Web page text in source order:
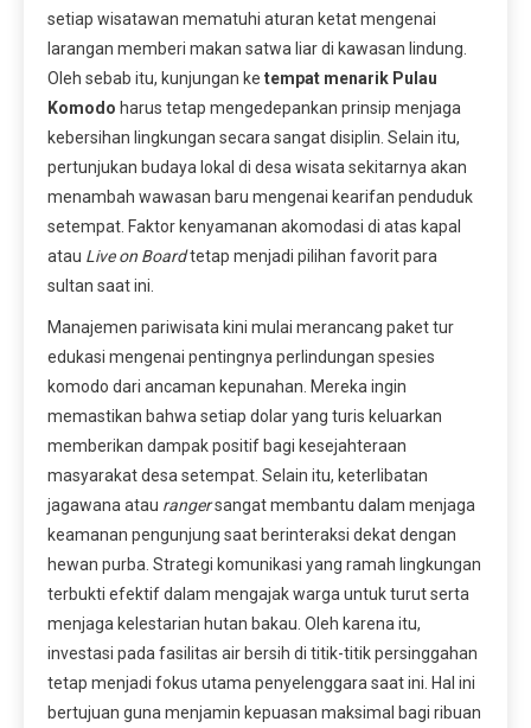
setiap wisatawan mematuhi aturan ketat mengenai
larangan memberi makan satwa liar di kawasan lindung.
Oleh sebab itu, kunjungan ke tempat menarik Pulau
Komodo harus tetap mengedepankan prinsip menjaga
kebersihan lingkungan secara sangat disiplin. Selain itu,
pertunjukan budaya lokal di desa wisata sekitarnya akan
menambah wawasan baru mengenai kearifan penduduk
setempat. Faktor kenyamanan akomodasi di atas kapal
atau Live on Boardtetap menjadi pilihan favorit para
sultan saat ini.
Manajemen pariwisata kini mulai merancang paket tur
edukasi mengenai pentingnya perlindungan spesies
komodo dari ancaman kepunahan. Mereka ingin
memastikan bahwa setiap dolar yang turis keluarkan
memberikan dampak positif bagi kesejahteraan
masyarakat desa setempat. Selain itu, keterlibatan
jagawana atau rangersangat membantu dalam menjaga
keamanan pengunjung saat berinteraksi dekat dengan
hewan purba. Strategi komunikasi yang ramah lingkungan
terbukti efektif dalam mengajak warga untuk turut serta
menjaga kelestarian hutan bakau. Oleh karena itu,
investasi pada fasilitas air bersih di titik-titik persinggahan
tetap menjadi fokus utama penyelenggara saat ini. Hal ini
bertujuan guna menjamin kepuasan maksimal bagi ribuan